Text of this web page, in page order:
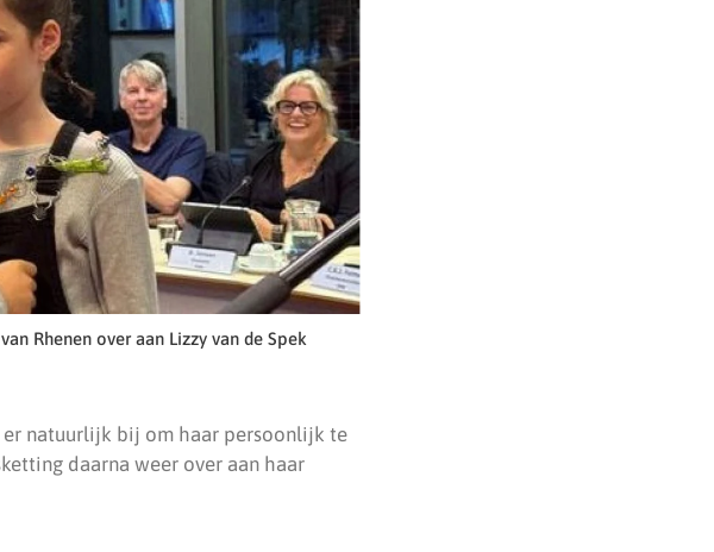
Rhenen over aan Lizzy van de Spek
er natuurlijk bij om haar persoonlijk te
daarna weer over aan haar